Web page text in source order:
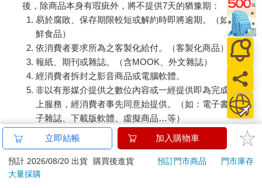
後，除商品本身有瑕疵外，將不提供7天的猶豫期：
易於腐敗、保存期限較短或解約時即將逾期。（如：生
鮮食品）
依消費者要求所為之客製化給付。（客製化商品）
報紙、期刊或雜誌。（含MOOK、外文雜誌）
經消費者拆封之影音商品或電腦軟體。
非以有形媒介提供之數位內容或一經提供即為完成之線
上服務，經消費者事先同意始提供。（如：電子書、電
子雜誌、下載版軟體、虛擬商品…等）
已拆封之個人衛生用品。（如：內衣褲、刮鬍刀、除毛
若非上列種類商品，均享有到貨7天的猶豫期（含例假
日）。
立即結帳 加入購物車
預計 2026/08/20 出貨 購買後進貨 預訂門市商品
門市庫存
大量採購